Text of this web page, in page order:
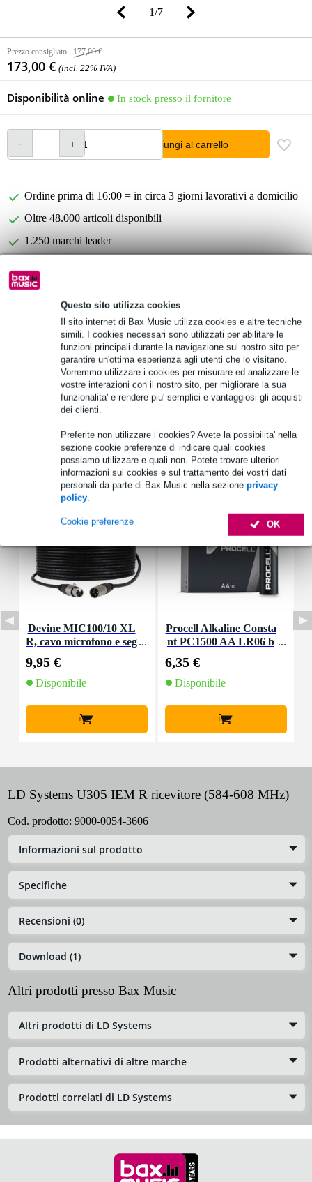
Questo sito utilizza cookies
Il sito internet di Bax Music utilizza cookies e altre tecniche
simili. I cookies necessari sono utilizzati per abilitare le
funzioni principali durante la navigazione sul nostro sito per
garantire un'ottima esperienza agli utenti che lo visitano.
Vorremmo utilizzare i cookies per misurare ed analizzare le
vostre interazioni con il nostro sito, per migliorare la sua
funzionalita' e rendere piu' semplici e vantaggiosi gli acquisti
dei clienti.
Preferite non utilizzare i cookies? Avete la possibilita' nella
sezione cookie preferenze di indicare quali cookies
possiamo utilizzare e quali non. Potete trovare ulteriori
informazioni sui cookies e sul trattamento dei vostri dati
personali da parte di Bax Music nella sezione privacy
policy.
OK
Cookie preferenze
1/7
Prezzo consigliato 177,00 €
173,00 € (incl. 22% IVA)
Disponibilità online In stock presso il fornitore
Aggiungi al carrello
Ordine prima di 16:00 = in circa 3 giorni lavorativi a domicilio
Oltre 48.000 articoli disponibili
1.250 marchi leader
8,65 € di premio
Informazioni sul prodotto
LD Systems U305 IEM R
frequenza: 584-608 MHz
Specifiche complete
Accessori (6)
Devine MIC100/10 XL
R, cavo microfono e seg
9,95 €
Disponibile
+
Procell Alkaline Consta
nt PC1500 AA LR06 b
6,35 €
Disponibile
+
LD Systems U305 IEM R ricevitore (584-608 MHz)
Cod. prodotto: 9000-0054-3606
Informazioni sul prodotto
Specifiche
Recensioni (0)
Download (1)
Altri prodotti presso Bax Music
Altri prodotti di LD Systems
Prodotti alternativi di altre marche
Prodotti correlati di LD Systems